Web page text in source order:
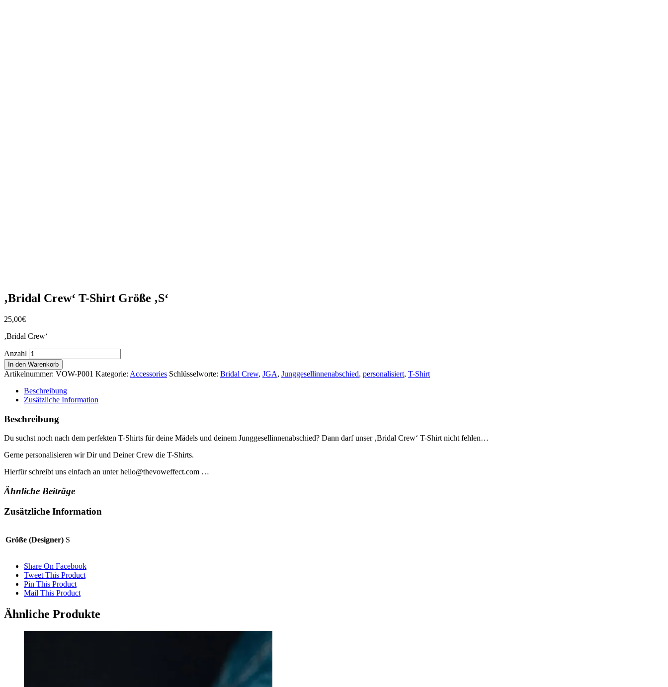
‚Bridal Crew‘ T-Shirt Größe ‚S‘
25,00€
‚Bridal Crew‘
Anzahl
In den Warenkorb
Artikelnummer: VOW-P001 Kategorie: Accessories Schlüsselworte: Bridal Crew, JGA, Junggesellinnenabschied, personalisiert, T-Shirt
Beschreibung
Zusätzliche Information
Beschreibung
Du suchst noch nach dem perfekten T-Shirts für deine Mädels und deinem Junggesellinnenabschied? Dann darf unser ‚Bridal Crew‘ T-Shirt nicht fehlen…
Gerne personalisieren wir Dir und Deiner Crew die T-Shirts.
Hierfür schreibt uns einfach an unter hello@thevoweffect.com …
Ähnliche Beiträge
Zusätzliche Information
Größe (Designer) S
Share On Facebook
Tweet This Product
Pin This Product
Mail This Product
Ähnliche Produkte